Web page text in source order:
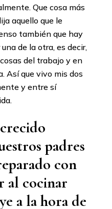
Que cosa más
aquello que le
también que hay
de la otra, es decir,
del trabajo y en
Así que vivo mis dos
y entre sí
padres
con
al cocinar
a la hora de